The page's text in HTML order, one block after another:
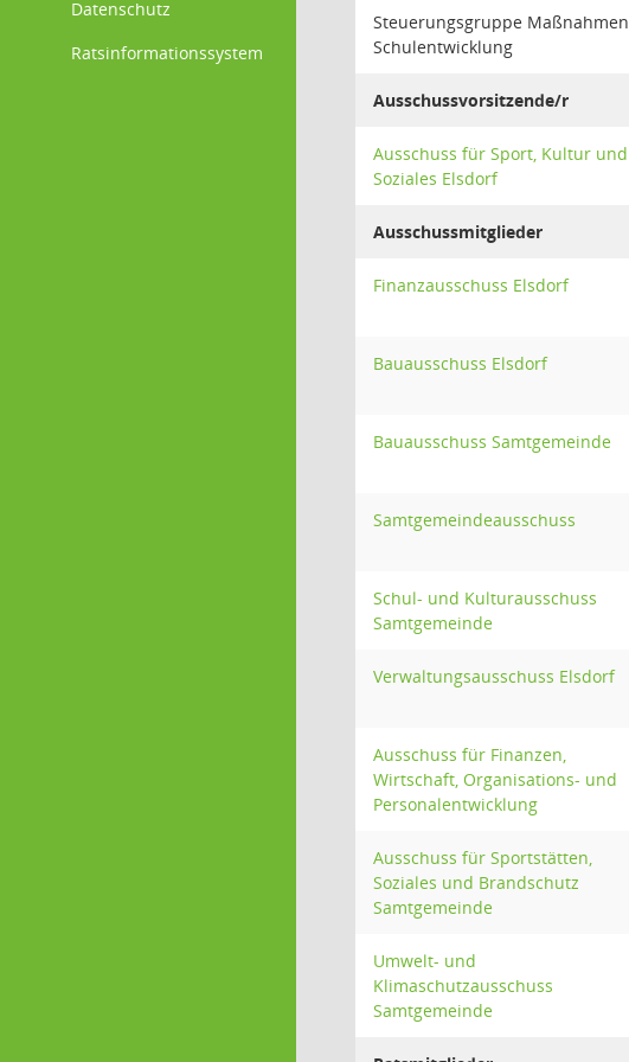
Datenschutz
Ratsinformationssystem
Steuerungsgruppe Maßnahmen
Schulentwicklung
Ausschussvorsitzende/r
Ausschuss für Sport, Kultur und
Soziales Elsdorf
Ausschussmitglieder
Finanzausschuss Elsdorf
Bauausschuss Elsdorf
Bauausschuss Samtgemeinde
Samtgemeindeausschuss
Schul- und Kulturausschuss
Samtgemeinde
Verwaltungsausschuss Elsdorf
Ausschuss für Finanzen,
Wirtschaft, Organisations- und
Personalentwicklung
Ausschuss für Sportstätten,
Soziales und Brandschutz
Samtgemeinde
Umwelt- und
Klimaschutzausschuss
Samtgemeinde